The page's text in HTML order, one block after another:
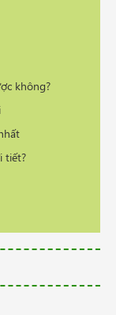
không?
tiết?